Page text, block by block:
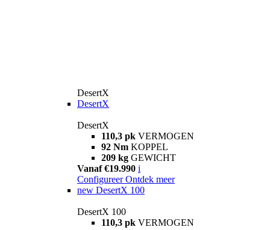
DesertX
DesertX
DesertX
110,3 pk VERMOGEN
92 Nm KOPPEL
209 kg GEWICHT
Vanaf €19.990 i
Configureer Ontdek meer
new DesertX 100
DesertX 100
110,3 pk VERMOGEN